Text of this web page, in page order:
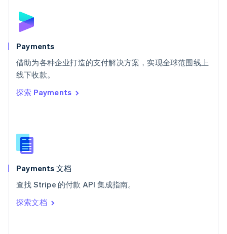
Payments
借助为各种企业打造的支付解决方案，实现全球范围线上
线下收款。
探索 Payments
Payments 文档
查找 Stripe 的付款 API 集成指南。
探索文档
English
斯洛文尼亚
泰国
ไทยEnglish
希腊
English
西班牙
新西兰
English
匈牙利
English
ItalianoEnglish
印度
English